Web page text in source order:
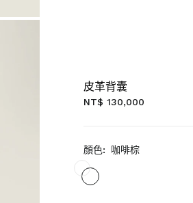
皮革背囊
NT$ 130,000
顏色: 咖啡棕